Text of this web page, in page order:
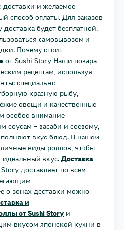
доставки и желаемое
способ оплаты. Для заказов
будет бесплатной.
самовывозом и
Почему стоит
от Sushi Story Наши повара
рецептам, используя
специально
красную рыбу,
овощи и качественные
особое внимание
соусам – васаби и соевому,
вкус блюд. В нашем
виды роллов, чтобы
идеальный вкус.Доставка
Story доставляет по всем
о зонах доставки можно
и
от Sushi Story и
вкусом японской кухни в